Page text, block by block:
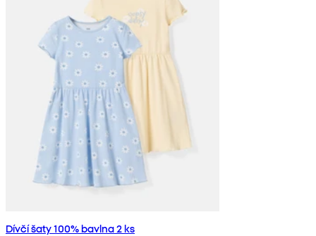
Dívčí šaty 100% bavlna 2 ks